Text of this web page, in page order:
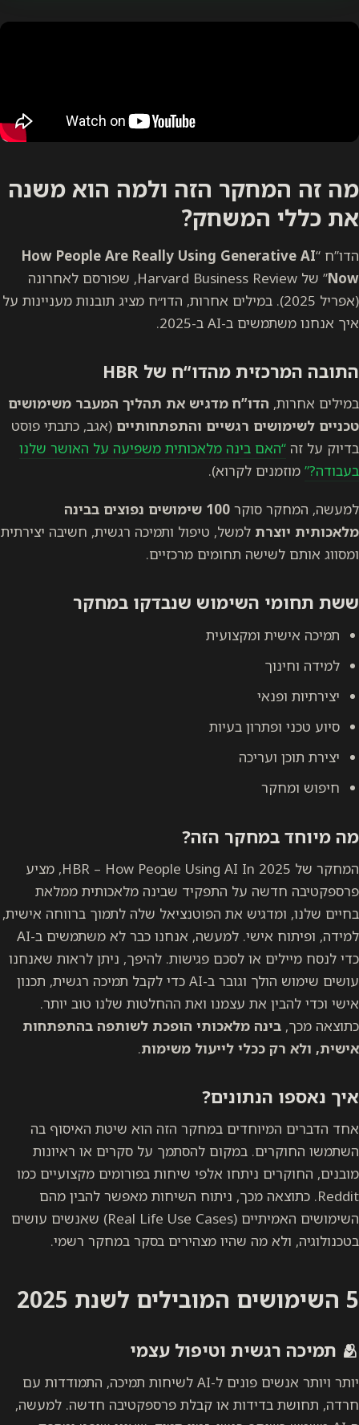
מה זה המחקר הזה ולמה הוא משנה
את כללי המשחק?
הדו”ח “How People Are Really Using Generative AI
Now
” של Harvard Business Review, שפורסם לאחרונה
(אפריל 2025). במילים אחרות, הדו״ח מציג תובנות מעניינות על
איך אנחנו משתמשים ב-AI ב-2025.
התובה המרכזית מהדו“ח של HBR
במילים אחרות, הדו”ח מדגיש את תהליך המעבר משימושים
טכניים לשימושים רגשיים והתפתחותיים (אגב, כתבתי פוסט
בדיוק על זה “האם בינה מלאכותית משפיעה על האושר שלנו
בעבודה?” מוזמנים לקרוא).
למעשה, המחקר סוקר 100 שימושים נפוצים
בבינה
מלאכותית יוצרת למשל, טיפול ותמיכה רגשית, חשיבה יצירתית
ומסווג אותם לשישה תחומים מרכזיים.
ששת תחומי השימוש שנבדקו במחקר
תמיכה אישית ומקצועית
למידה וחינוך
יצירתיות ופנאי
סיוע טכני ופתרון בעיות
יצירת תוכן ועריכה
חיפוש ומחקר
מה מיוחד במחקר הזה?
המחקר של HBR – How People Using AI In 2025, מציע
פרספקטיבה חדשה על התפקיד שבינה מלאכותית ממלאת
בחיים שלנו, ומדגיש את הפוטנציאל שלה לתמוך ברווחה אישית,
למידה, ופיתוח אישי. למעשה, אנחנו כבר לא משתמשים ב-AI
כדי לנסח מיילים או לסכם פגישות. להיפך, ניתן לראות שאנחנו
עושים שימוש הולך וגובר ב-AI כדי לקבל תמיכה רגשית, תכנון
אישי וכדי להבין את עצמנו ואת ההחלטות שלנו טוב יותר.
כתוצאה מכך, בינה מלאכותי הופכת לשותפה בהתפתחות
אישית, ולא רק ככלי לייעול משימות.
איך נאספו הנתונים?
אחד הדברים המיוחדים במחקר הזה הוא שיטת האיסוף בה
השתמשו החוקרים. במקום להסתמך על סקרים או ראיונות
מובנים, החוקרים ניתחו אלפי שיחות בפורומים מקצועיים כמו
Reddit. כתוצאה מכך, ניתוח השיחות מאפשר להבין מהם
השימושים האמיתיים (Real Life Use Cases) שאנשים עושים
בטכנולוגיה, ולא מה שהיו מצהירים בסקר במחקר רשמי.
5 השימושים המובילים לשנת 2025
🫂 תמיכה רגשית וטיפול עצמי
יותר ויותר אנשים פונים ל-AI לשיחות תמיכה, התמודדות עם
חרדה, תחושת בדידות או קבלת פרספקטיבה חדשה. למעשה,